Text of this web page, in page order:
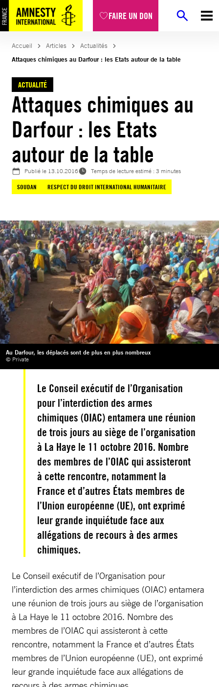
FAIRE UN DON
Aller
au
contenu
Accueil Articles
Actualités
Attaques chimiques au Darfour : les Etats autour de la table
ACTUALITÉ
Attaques chimiques au
Darfour : les Etats
autour de la table
Publié le 13.10.2016
Temps de lecture estimé : 3 minutes
SOUDAN
RESPECT DU DROIT INTERNATIONAL HUMANITAIRE
Au Darfour, les déplacés sont de plus en plus nombreux
© Private
Le Conseil exécutif de l’Organisation
pour l’interdiction des armes
chimiques (OIAC) entamera une réunion
de trois jours au siège de l’organisation
à La Haye le 11 octobre 2016. Nombre
des membres de l’OIAC qui assisteront
à cette rencontre, notamment la
France et d’autres États membres de
l’Union européenne (UE), ont exprimé
leur grande inquiétude face aux
allégations de recours à des armes
chimiques.
Le Conseil exécutif de l’Organisation pour
l’interdiction des armes chimiques (OIAC) entamera
une réunion de trois jours au siège de l’organisation
à La Haye le 11 octobre 2016. Nombre des
membres de l’OIAC qui assisteront à cette
rencontre, notamment la France et d’autres États
membres de l’Union européenne (UE), ont exprimé
leur grande inquiétude face aux allégations de